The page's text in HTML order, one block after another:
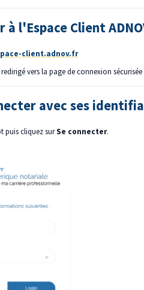
à l'Espace Client
client.adnov.fr
vers la page de connexion sécurisée
avec ses
puis cliquez surSe connecter.